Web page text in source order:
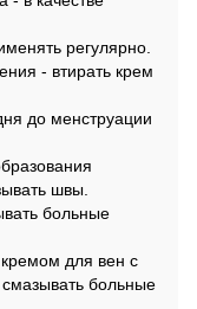
регулярно.
- втирать крем
до менструации
швы.
больные
для вен с
больные